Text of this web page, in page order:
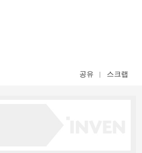
공유 스크랩